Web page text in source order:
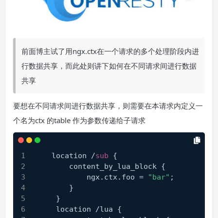
前面博主试了用ngx.ctx在一个请求的多个处理阶段内进
行数据共享，而此处则讲下如何在不同请求间进行数据
共享
要想在不同请求间进行数据共享，则需要在本请求内定义一
个名为ctx 的table 作为参数传递给子请求
    location /
sub
{
        content_by_lua_block {
            ngx.ctx.foo =
"bar" ;
        }
     }
     location /lua {